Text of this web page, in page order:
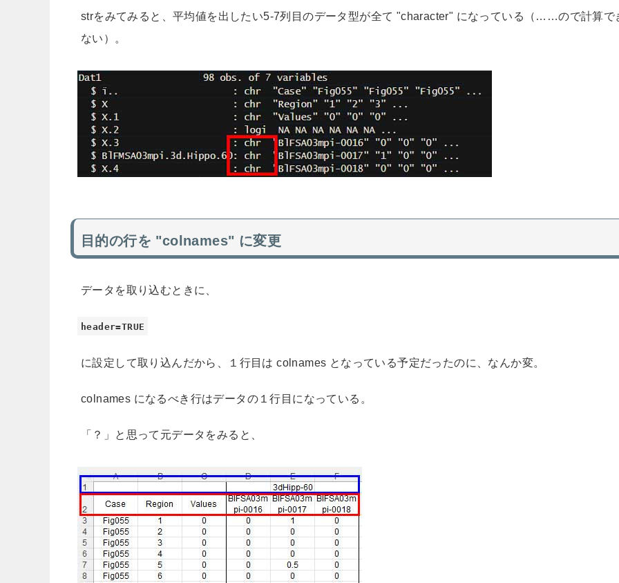
strをみてみると、平均値を出したい5-7列目のデータ型が全て "character" になっている（……ので計算で
ない）。
目的の行を "colnames" に変更
データを取り込むときに、
header=TRUE
に設定して取り込んだから、１行目は colnames となっている予定だったのに、なんか変。
colnames になるべき行はデータの１行目になっている。
「？」と思って元データをみると、